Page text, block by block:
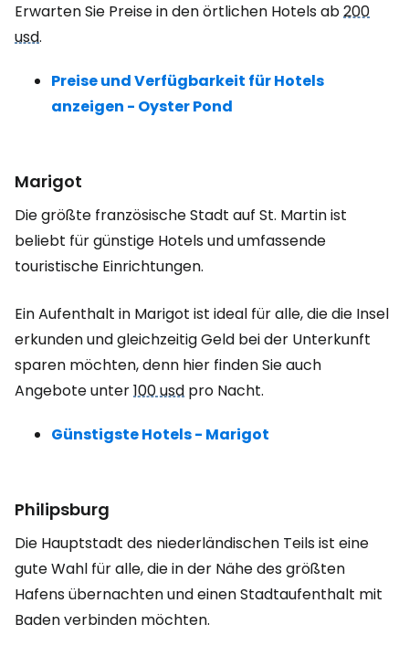
Erwarten Sie Preise in den örtlichen Hotels ab200
usd.
Preise und Verfügbarkeit für Hotels
anzeigen - Oyster Pond
Marigot
Die größte französische Stadt auf St. Martin ist
beliebt für günstige Hotels und umfassende
touristische Einrichtungen.
Ein Aufenthalt in Marigot ist ideal für alle, die die Insel
erkunden und gleichzeitig Geld bei der Unterkunft
sparen möchten, denn hier finden Sie auch
Angebote unter100 usd pro Nacht.
Günstigste Hotels - Marigot
Philipsburg
Die Hauptstadt des niederländischen Teils ist eine
gute Wahl für alle, die in der Nähe des größten
Hafens übernachten und einen Stadtaufenthalt mit
Baden verbinden möchten.